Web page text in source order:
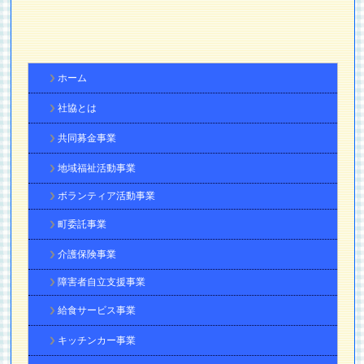
ホーム
社協とは
共同募金事業
地域福祉活動事業
ボランティア活動事業
町委託事業
介護保険事業
障害者自立支援事業
給食サービス事業
キッチンカー事業